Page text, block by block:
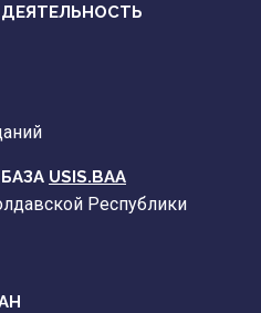
USIS.BAA
Республики